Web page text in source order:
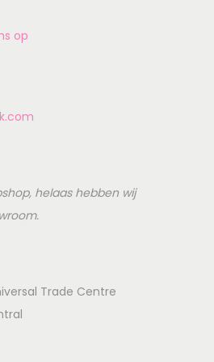
op
helaas hebben wij
Trade Centre